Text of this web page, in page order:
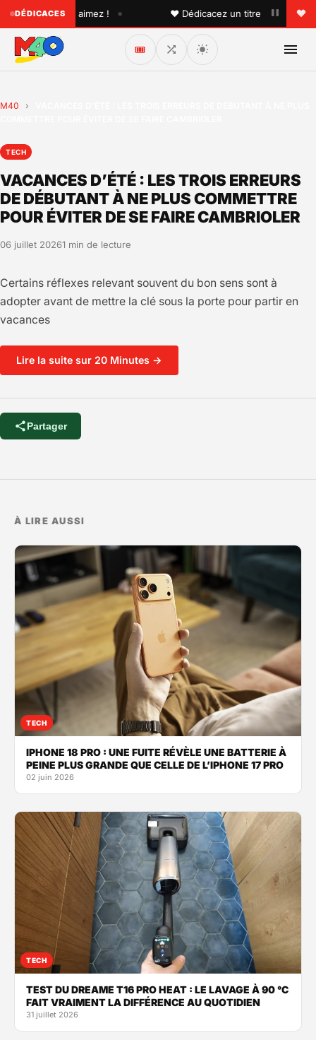
DÉDICACES
que vous aimez ! • ♥ Dédicacez un titre à vos proches
🎟️
M40 ›
TECH
VACANCES D’ÉTÉ : LES TROIS ERREURS
DE DÉBUTANT À NE PLUS COMMETTRE
POUR ÉVITER DE SE FAIRE CAMBRIOLER
06 juillet 20261 min de lecture
Certains réflexes relevant souvent du bon sens sont à
adopter avant de mettre la clé sous la porte pour partir en
vacances
Lire la suite sur 20 Minutes →
Partager
À LIRE AUSSI
TECH
IPHONE 18 PRO : UNE FUITE RÉVÈLE UNE BATTERIE À
PEINE PLUS GRANDE QUE CELLE DE L’IPHONE 17 PRO
02 juin 2026
TECH
TEST DU DREAME T16 PRO HEAT : LE LAVAGE À 90 °C
FAIT VRAIMENT LA DIFFÉRENCE AU QUOTIDIEN
31 juillet 2026